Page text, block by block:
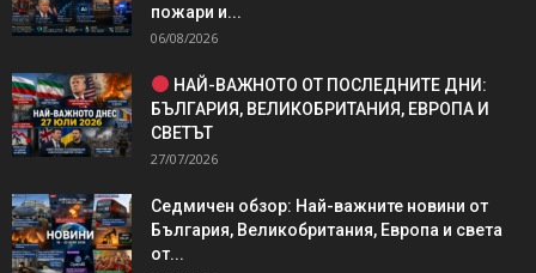
пожари и...
06/08/2026
НАЙ-ВАЖНОТО ОТ ПОСЛЕДНИТЕ ДНИ:
БЪЛГАРИЯ, ВЕЛИКОБРИТАНИЯ, ЕВРОПА И
СВЕТЪТ
27/07/2026
Седмичен обзор: Най-важните новини от
България, Великобритания, Европа и света
от...